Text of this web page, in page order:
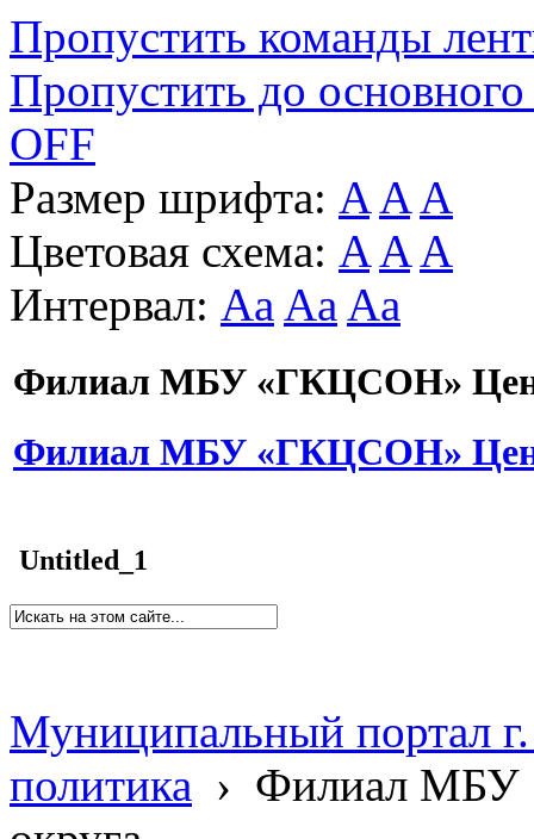
Пропустить команды
Пропустить до основного
OFF
Размер шрифта: A A A
Цветовая схема: A A A
Интервал: Aa Aa Aa
Филиал МБУ «ГКЦСОН»
Филиал МБУ «ГКЦСОН»
Untitled_1
Муниципальный портал
политика › Филиал МБУ